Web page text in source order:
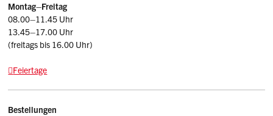
Montag–Freitag
08.00–11.45 Uhr
13.45–17.00 Uhr
(freitags bis 16.00 Uhr)
Feiertage
Bestellungen